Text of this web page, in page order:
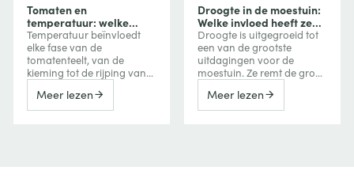
Tomaten en
temperatuur: welke
invloed heeft
temperatuur op groei,
bloei en vruchtvorming?
Temperatuur beïnvloedt
elke fase van de
tomatenteelt, van de
kieming tot de rijping van
vertraagt de groei, terwijl
extreme hitte de bloei,
Meer lezen
Droogte in de moestuin:
Welke invloed heeft ze
op uw groenten en hoe
beschermt u uw
gewassen?
Droogte is uitgegroeid tot
een van de grootste
uitdagingen voor de
moestuin. Ze remt de groei
de oogst, kan de bitterheid
verhogen of een
Meer lezen